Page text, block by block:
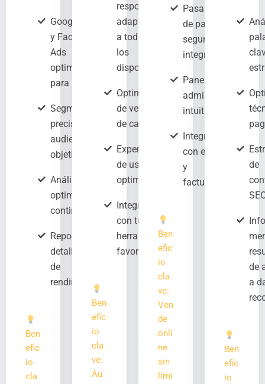
Google Ads
y Facebook
Ads
optimizados
para ROI
Segmentación
precisa de
audiencia
objetivo
Análisis y
optimización
continua
Reportes
detallados
de
rendimiento
Ben
efic
io
cla
responsive
adaptado
a todos
los
dispositivo
Optimización
de velocidad
de carga
Experiencia
de usuario
optimizada
Integración
con tus
herramientas
favoritas
Ben
efic
io
cla
ve:
Au
Pasarelas
de pago
seguras
integradas
Panel de
administración
intuitivo
Integración
con envíos
y
facturación
Ben
efic
io
cla
ve:
Ven
de
onli
ne
sin
lími
de
de
a
Ben
efic
io